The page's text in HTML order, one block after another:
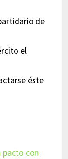
de
el
éste
pacto con